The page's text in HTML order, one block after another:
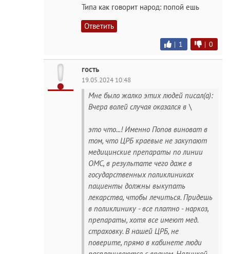
Типа как говорит народ: попой ешь
Ответить
| 1 | 0
гость
19.05.2024 10:48
Мне было жалко этих людей писал(а):
Вчера волей случая оказался в \
это что...! Именно Попов виноват в
том, что ЦРБ краевые не закупают
медицинские препараты по линии
ОМС, в результате чего даже в
государственных поликлиниках
пациенты должны выкупать
лекарства, чтобы лечиться. Придешь
в поликлинику - все платно - наркоз,
препараты, хотя все имеют мед.
страховку. В нашей ЦРБ, не
поверите, прямо в кабинете люди